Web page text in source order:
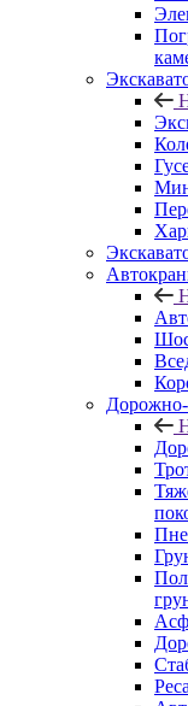
Дорожно-